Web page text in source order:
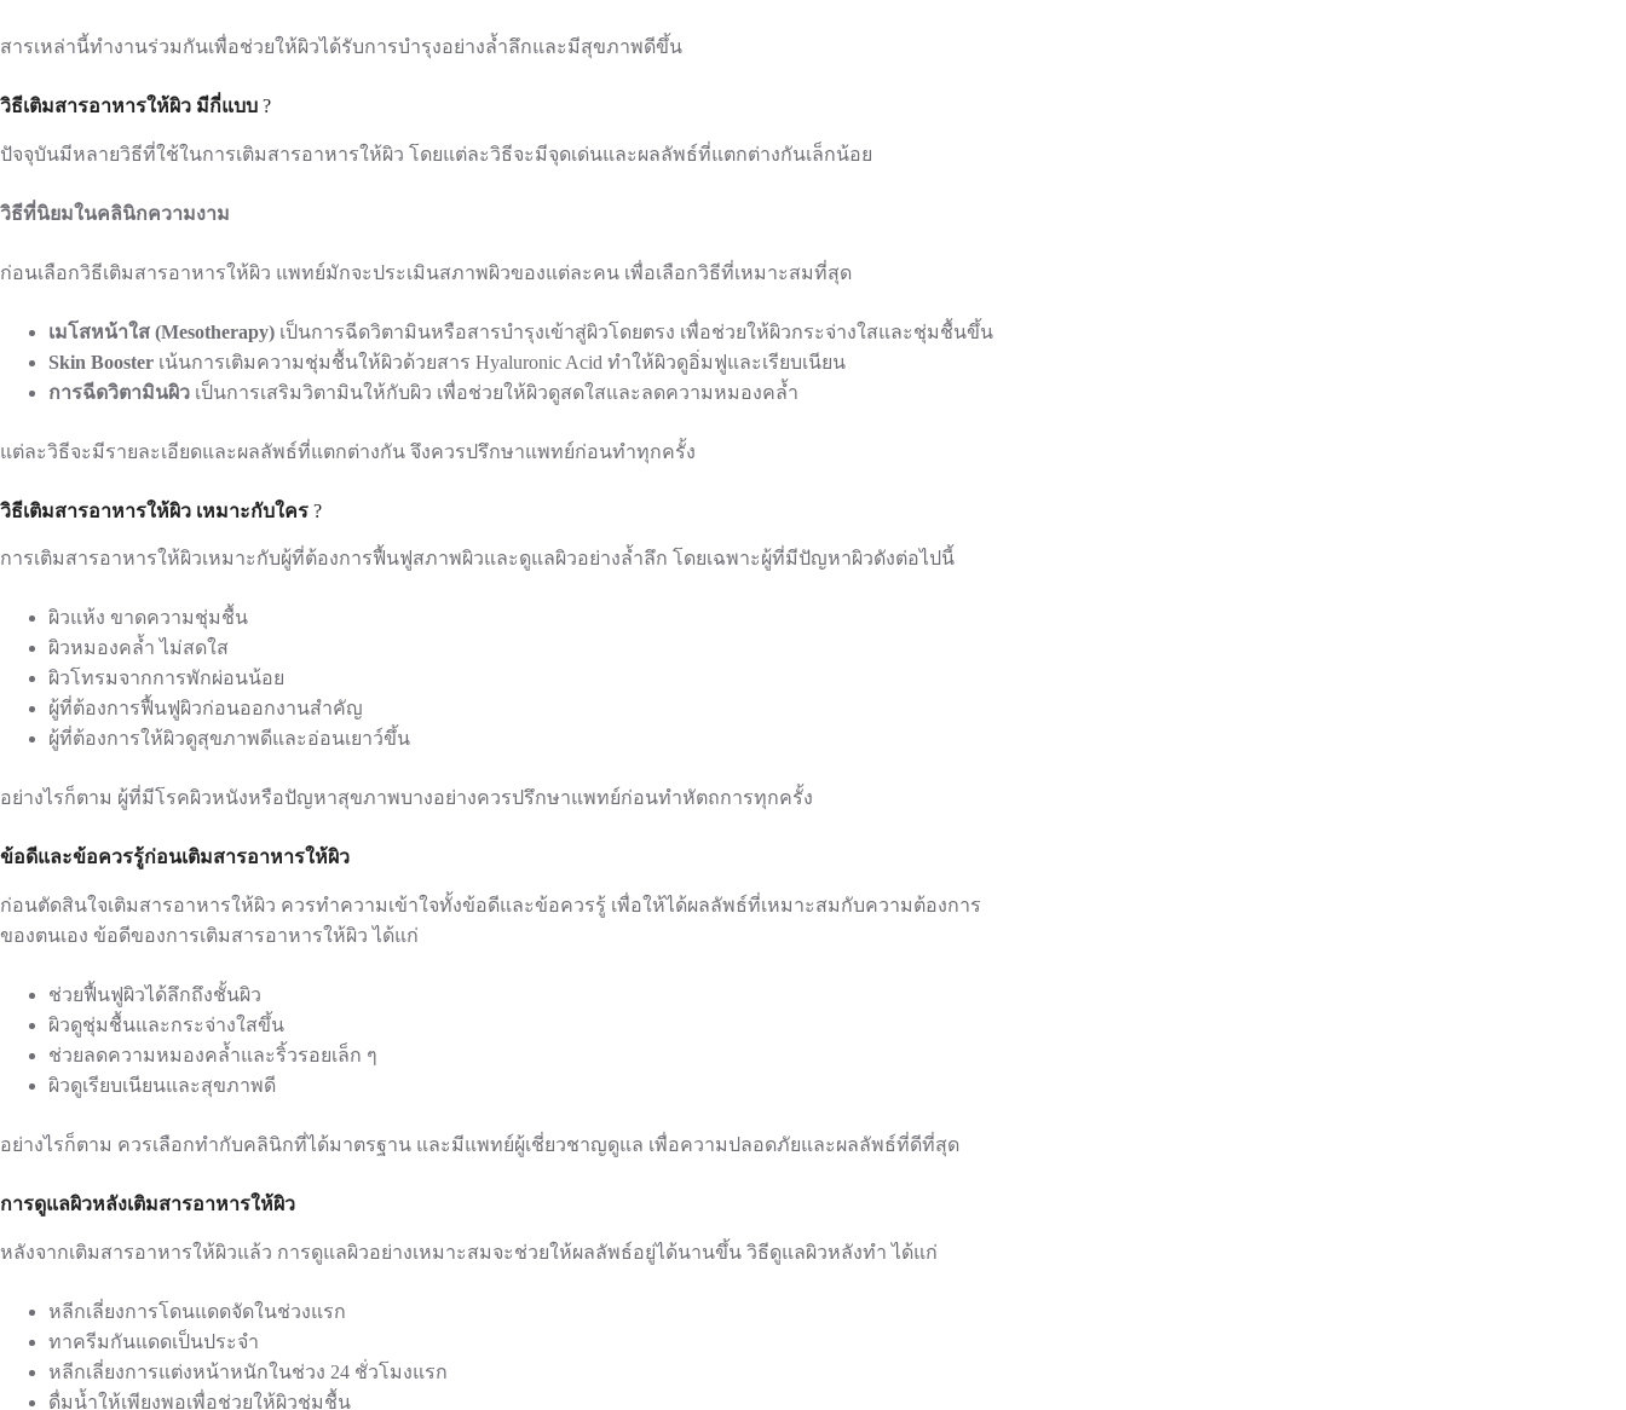
สารเหล่านี้ทำงานร่วมกันเพื่อช่วยให้ผิวได้รับการบำรุงอย่างล้ำลึกและมีสุขภาพดีขึ้น
วิธีเติมสารอาหารให้ผิว มีกี่แบบ ?
ปัจจุบันมีหลายวิธีที่ใช้ในการเติมสารอาหารให้ผิว โดยแต่ละวิธีจะมีจุดเด่นและผลลัพธ์ที่แตกต่างกันเล็กน้อย
วิธีที่นิยมในคลินิกความงาม
ก่อนเลือกวิธีเติมสารอาหารให้ผิว แพทย์มักจะประเมินสภาพผิวของแต่ละคน เพื่อเลือกวิธีที่เหมาะสมที่สุด
เมโสหน้าใส (Mesotherapy) เป็นการฉีดวิตามินหรือสารบำรุงเข้าสู่ผิวโดยตรง เพื่อช่วยให้ผิวกระจ่างใสและชุ่มชื้นขึ้น
Skin Booster เน้นการเติมความชุ่มชื้นให้ผิวด้วยสาร Hyaluronic Acid ทำให้ผิวดูอิ่มฟูและเรียบเนียน
การฉีดวิตามินผิว เป็นการเสริมวิตามินให้กับผิว เพื่อช่วยให้ผิวดูสดใสและลดความหมองคล้ำ
แต่ละวิธีจะมีรายละเอียดและผลลัพธ์ที่แตกต่างกัน จึงควรปรึกษาแพทย์ก่อนทำทุกครั้ง
วิธีเติมสารอาหารให้ผิว เหมาะกับใคร ?
การเติมสารอาหารให้ผิวเหมาะกับผู้ที่ต้องการฟื้นฟูสภาพผิวและดูแลผิวอย่างล้ำลึก โดยเฉพาะผู้ที่มีปัญหาผิวดังต่อไปนี้
ผิวแห้ง ขาดความชุ่มชื้น
ผิวหมองคล้ำ ไม่สดใส
ผิวโทรมจากการพักผ่อนน้อย
ผู้ที่ต้องการฟื้นฟูผิวก่อนออกงานสำคัญ
ผู้ที่ต้องการให้ผิวดูสุขภาพดีและอ่อนเยาว์ขึ้น
อย่างไรก็ตาม ผู้ที่มีโรคผิวหนังหรือปัญหาสุขภาพบางอย่างควรปรึกษาแพทย์ก่อนทำหัตถการทุกครั้ง
ข้อดีและข้อควรรู้ก่อนเติมสารอาหารให้ผิว
ก่อนตัดสินใจเติมสารอาหารให้ผิว ควรทำความเข้าใจทั้งข้อดีและข้อควรรู้ เพื่อให้ได้ผลลัพธ์ที่เหมาะสมกับความต้องการ
ของตนเอง ข้อดีของการเติมสารอาหารให้ผิว ได้แก่
ช่วยฟื้นฟูผิวได้ลึกถึงชั้นผิว
ผิวดูชุ่มชื้นและกระจ่างใสขึ้น
ช่วยลดความหมองคล้ำและริ้วรอยเล็ก ๆ
ผิวดูเรียบเนียนและสุขภาพดี
อย่างไรก็ตาม ควรเลือกทำกับคลินิกที่ได้มาตรฐาน และมีแพทย์ผู้เชี่ยวชาญดูแล เพื่อความปลอดภัยและผลลัพธ์ที่ดีที่สุด
การดูแลผิวหลังเติมสารอาหารให้ผิว
หลังจากเติมสารอาหารให้ผิวแล้ว การดูแลผิวอย่างเหมาะสมจะช่วยให้ผลลัพธ์อยู่ได้นานขึ้น วิธีดูแลผิวหลังทำ ได้แก่
หลีกเลี่ยงการโดนแดดจัดในช่วงแรก
ทาครีมกันแดดเป็นประจำ
หลีกเลี่ยงการแต่งหน้าหนักในช่วง 24 ชั่วโมงแรก
ดื่มน้ำให้เพียงพอเพื่อช่วยให้ผิวชุ่มชื้น